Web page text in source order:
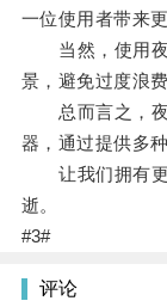
一位使用者带来
当然，使用夜
景，避免过度浪
总而言之，夜
器，通过提供多
让我们拥有更
逝。
#3#
评论